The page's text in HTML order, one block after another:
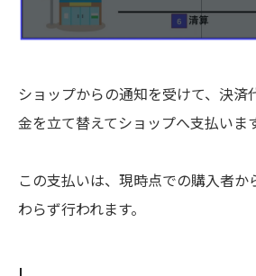
ショップからの通知を受けて、決済
金を立て替えてショップへ支払います
この支払いは、現時点での購入者か
わらず行われます。